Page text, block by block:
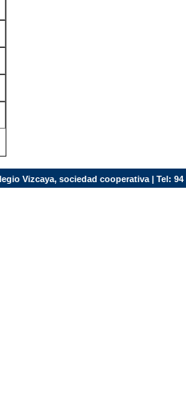
Vizcaya, sociedad cooperativa | Tel: 94